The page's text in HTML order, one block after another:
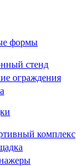
формы
стенд
ограждения
комплекс